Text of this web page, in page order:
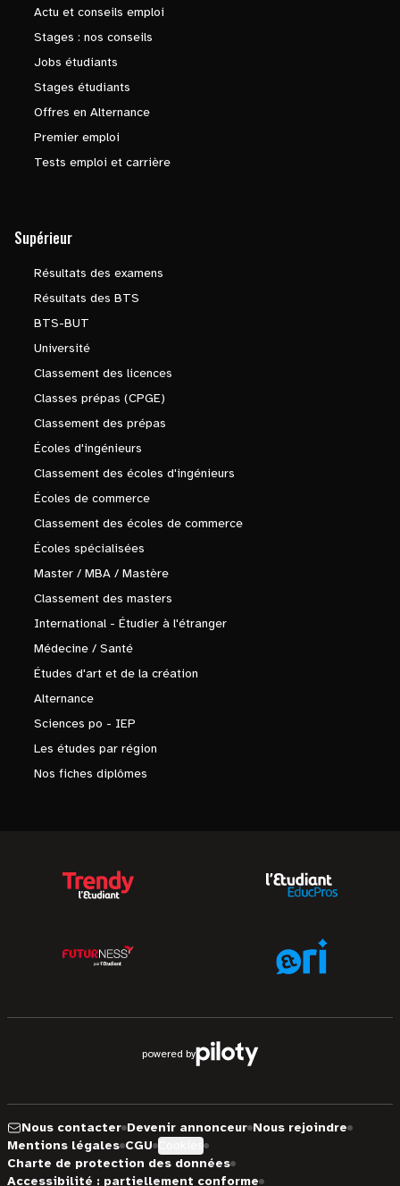
Actu et conseils emploi
Stages : nos conseils
Jobs étudiants
Stages étudiants
Offres en Alternance
Premier emploi
Tests emploi et carrière
Supérieur
Résultats des examens
Résultats des BTS
BTS-BUT
Université
Classement des licences
Classes prépas (CPGE)
Classement des prépas
Écoles d'ingénieurs
Classement des écoles d'ingénieurs
Écoles de commerce
Classement des écoles de commerce
Écoles spécialisées
Master / MBA / Mastère
Classement des masters
International - Étudier à l'étranger
Médecine / Santé
Études d'art et de la création
Alternance
Sciences po - IEP
Les études par région
Nos fiches diplômes
powered by
Nous contacter Devenir annonceur Nous rejoindre
Mentions légales CGU
Charte de protection des données
Accessibilité : partiellement conforme